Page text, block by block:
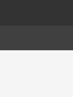
finestra.